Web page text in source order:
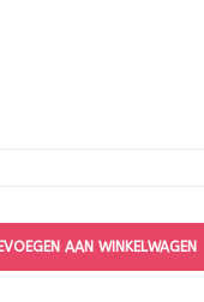
AAN WINKELWAGEN